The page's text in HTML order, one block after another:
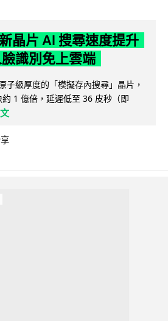
晶片 AI 搜尋速度提升
識別免上雲端
子級厚度的「模擬存內搜尋」晶片，
約 1 億倍，延遲低至 36 皮秒（即